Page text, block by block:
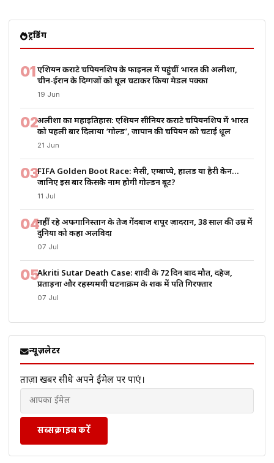
ट्रेंडिंग
01एशियन कराटे चैंपियनशिप के फाइनल में पहुंचीं भारत की अलीशा,
चीन-ईरान के दिग्गजों को धूल चटाकर किया मेडल पक्का
19 Jun
02अलीशा का महाइतिहास: एशियन सीनियर कराटे चैंपियनशिप में भारत
को पहली बार दिलाया ‘गोल्ड’, जापान की चैंपियन को चटाई धूल
21 Jun
03FIFA Golden Boot Race: मेसी, एम्बाप्पे, हालैंड या हैरी केन…
जानिए इस बार किसके नाम होगी गोल्डन बूट?
11 Jul
04नहीं रहे अफगानिस्तान के तेज गेंदबाज शपूर ज़ादरान, 38 साल की उम्र में
दुनिया को कहा अलविदा
07 Jul
05Akriti Sutar Death Case: शादी के 72 दिन बाद मौत, दहेज,
प्रताड़ना और रहस्यमयी घटनाक्रम के शक में पति गिरफ्तार
07 Jul
न्यूज़लेटर
ताज़ा खबरें सीधे अपने ईमेल पर पाएं।
सब्सक्राइब करें